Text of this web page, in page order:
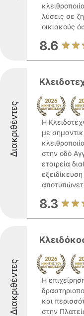
λύσεις σε
οικιακούς
8.6
Διακριθέντες
Η
με
στην οδό
εταιρεία
8.3
Διακριθέντες
Η
και
στην